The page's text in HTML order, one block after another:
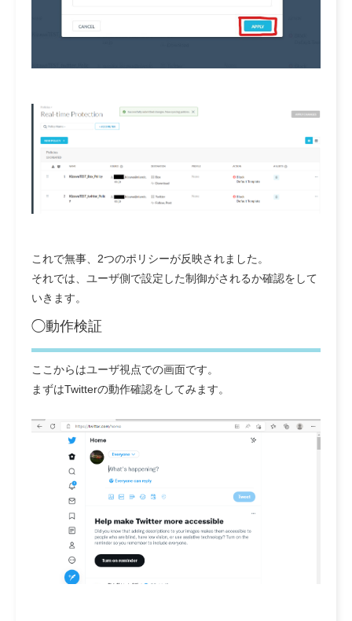
これで無事、2つのポリシーが反映されました。
それでは、ユーザ側で設定した制御がされるか確認をして
いきます。
◯動作検証
ここからはユーザ視点での画面です。
まずはTwitterの動作確認をしてみます。